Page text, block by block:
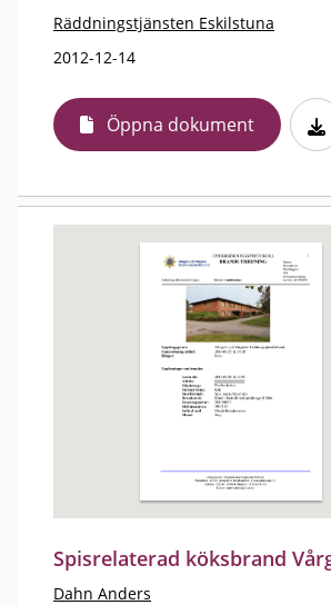
Räddningstjänsten Eskilstuna
2012-12-14
Öppna dokument
Spisrelaterad köksbrand
Dahn Anders